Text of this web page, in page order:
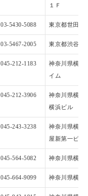
１Ｆ
03-5430-5088 東京都世田谷
03-5467-2005 東京都渋谷区
045-212-1183
神奈川県横浜
イム
045-212-3906
神奈川県横浜
横浜ビル
045-243-3238
神奈川県横浜
屋新第一ビル
045-564-5082 神奈川県横浜
045-664-9099 神奈川県横浜